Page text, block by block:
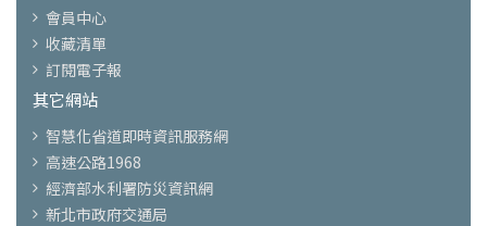
會員中心
收藏清單
訂閱電子報
其它網站
智慧化省道即時資訊服務網
高速公路1968
經濟部水利署防災資訊網
新北市政府交通局